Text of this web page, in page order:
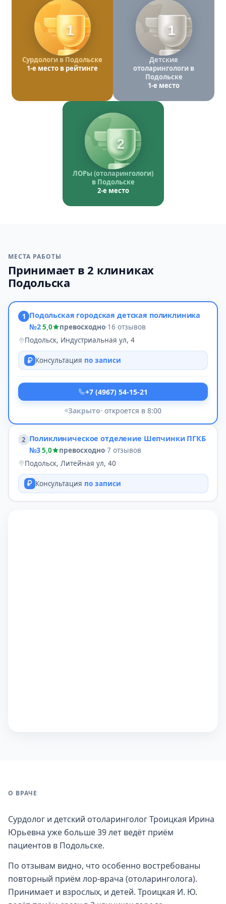
1
Сурдологи в Подольске
1-е место в рейтинге
1
Детские
отоларингологи в
Подольске
1-е место
2
ЛОРы (отоларингологи)
в Подольске
2-е место
МЕСТА РАБОТЫ
Принимает в 2 клиниках
Подольска
1 Подольская городская детская поликлиника
№25,0 превосходно·16 отзывов
Подольск, Индустриальная ул, 4
Консультация по записи
+7 (4967) 54-15-21
Закрыто· откроется в 8:00
2 Поликлиническое отделение Шепчинки ПГКБ
№35,0 превосходно·7 отзывов
Подольск, Литейная ул, 40
Консультация по записи
О ВРАЧЕ
Сурдолог и детский отоларинголог Троицкая Ирина
Юрьевна уже больше 39 лет ведёт приём
пациентов в Подольске.
По отзывам видно, что особенно востребованы
повторный приём лор-врача (отоларинголога).
Принимает и взрослых, и детей. Троицкая И. Ю.